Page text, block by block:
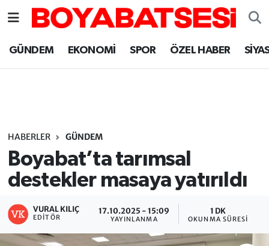
GÜNDEM EKONOMİ SPOR ÖZEL HABER
HABERLER GÜNDEM
Boyabat’ta tarımsal
destekler masaya yatırıldı
VURAL KILIÇ
EDITÖR
17.10.2025 - 15:09
YAYINLANMA
1 DK
OKUNMA SÜRESI
Sinop Nöbetçi Eczaneler
Sinop Trafik Yoğunluk Haritası
Süper Lig Puan Durumu ve Fikstür